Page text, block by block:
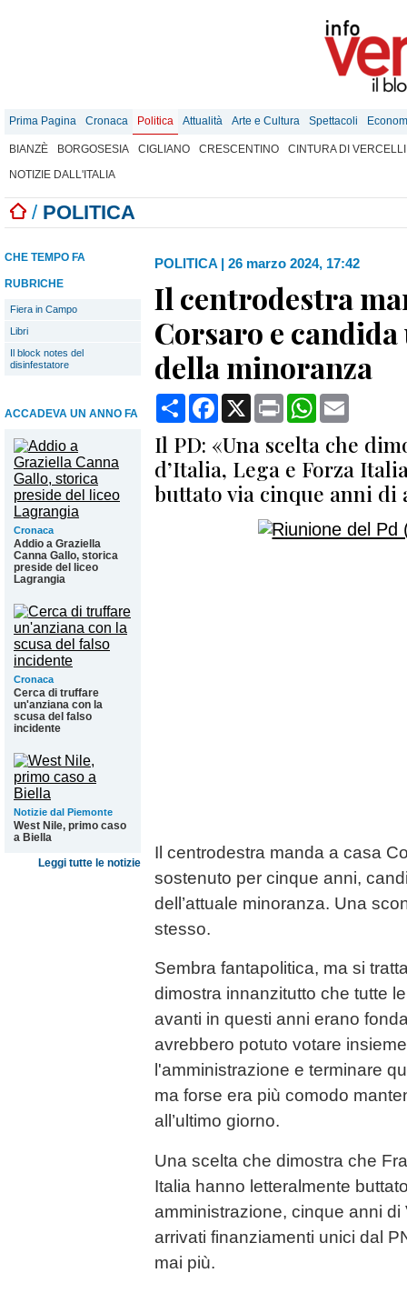
Prima Pagina Cronaca Politica Attualità Arte e Cultura Spettacoli
BIANZÈ BORGOSESIA CIGLIANO CRESCENTINO
CINTURA DI VERCELLI
NOTIZIE DALL'ITALIA
/ POLITICA
CHE TEMPO FA
RUBRICHE
Fiera in Campo
Libri
Il block notes del
disinfestatore
ACCADEVA UN ANNO FA
Cronaca
Addio a Graziella
Canna Gallo, storica
preside del liceo
Lagrangia
Cronaca
Cerca di truffare
un'anziana con la
scusa del falso
incidente
Notizie dal Piemonte
West Nile, primo caso
a Biella
Leggi tutte le notizie
POLITICA | 26 marzo 2024, 17:42
Il centrodestra
Corsaro e
della minoranza
CondividiFacebook
X Print WhatsApp
Il PD: «Una scelta che
d’Italia, Lega e Forza
buttato via cinque anni di
Il centrodestra manda a casa
sostenuto per cinque anni,
dell’attuale minoranza. Una
stesso.
Sembra fantapolitica, ma si
dimostra innanzitutto che tutte
avanti in questi anni erano
avrebbero potuto votare
l'amministrazione e terminare
ma forse era più comodo
all’ultimo giorno.
Una scelta che dimostra che
Italia hanno letteralmente
amministrazione, cinque anni di
arrivati finanziamenti unici dal
mai più.